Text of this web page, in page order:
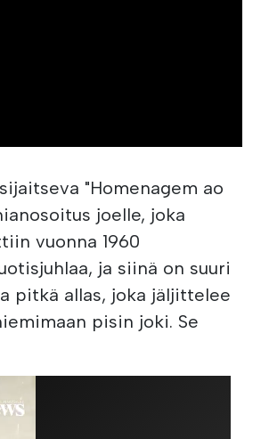
"Homenagem ao
joelle, joka
vuonna 1960
ja siinä on suuri
pitkä allas, joka jäljittelee
pisin joki. Se